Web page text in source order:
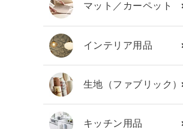
カテゴリーから探す
ブランド
ガイドライン
マット／カーペット
インテリア用品
生地（ファブリック）
キッチン用品